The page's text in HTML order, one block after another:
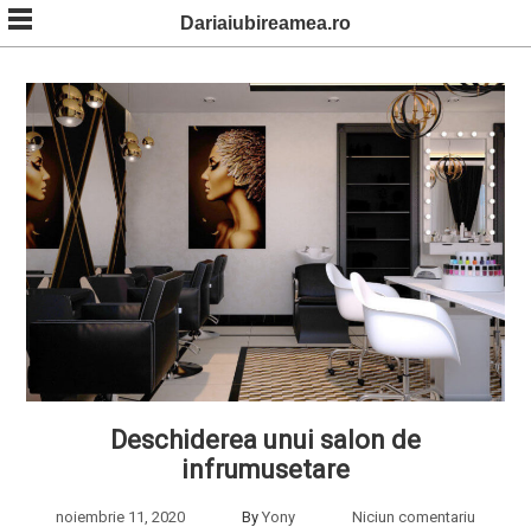
Skip
to
content
Dariaiubireamea.ro
Deschiderea unui salon de
infrumusetare
noiembrie 11, 2020 By Yony Niciun comentariu